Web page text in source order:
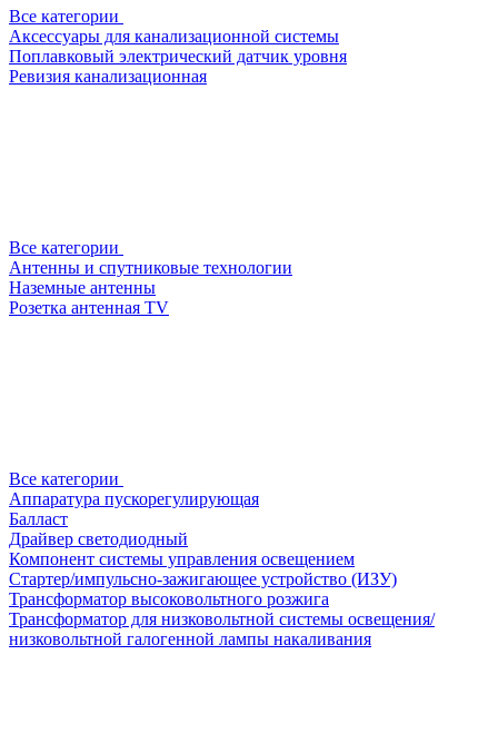
Все категории
Аксессуары для канализационной системы
Поплавковый электрический датчик уровня
Ревизия канализационная
Все категории
Антенны и спутниковые технологии
Наземные антенны
Розетка антенная TV
Все категории
Аппаратура пускорегулирующая
Балласт
Драйвер светодиодный
Компонент системы управления освещением
Стартер/импульсно-зажигающее устройство (ИЗУ)
Трансформатор высоковольтного розжига
Трансформатор для низковольтной системы освещения/
низковольтной галогенной лампы накаливания